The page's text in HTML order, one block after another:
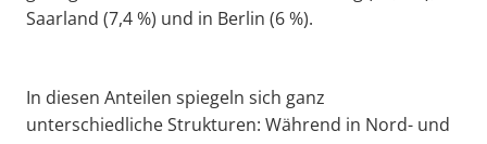
Saarland (7,4 %) und in Berlin (6 %).
In diesen Anteilen spiegeln sich ganz
unterschiedliche Strukturen: Während in Nord- und